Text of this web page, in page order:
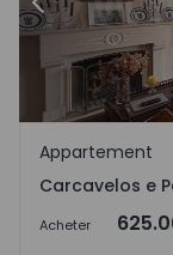
Précédent
Carcavelos e
Appartement
Carcavelos e
Acheter